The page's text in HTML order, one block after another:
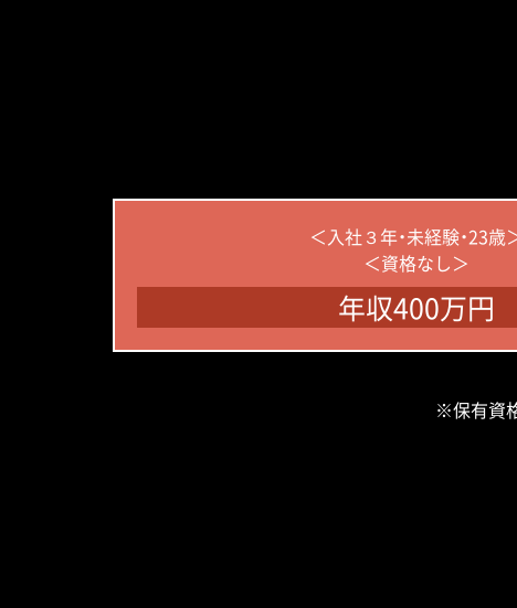
＜入社３年・未経験・23歳
＜資格なし＞
年収400万円
※保有資